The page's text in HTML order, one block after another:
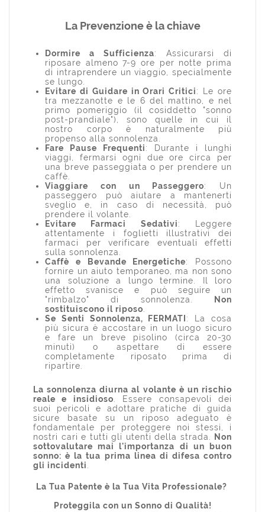
La Prevenzione è la chiave
Dormire a Sufficienza: Assicurarsi di
riposare almeno 7-9 ore per notte prima
di intraprendere un viaggio, specialmente
se lungo.
Evitare di Guidare in Orari Critici: Le ore
tra mezzanotte e le 6 del mattino, e nel
primo pomeriggio (il cosiddetto "sonno
post-prandiale"), sono quelle in cui il
nostro corpo è naturalmente più
propenso alla sonnolenza.
Fare Pause Frequenti: Durante i lunghi
viaggi, fermarsi ogni due ore circa per
una breve passeggiata o per prendere un
caffè.
Viaggiare con un Passeggero: Un
passeggero può aiutare a mantenerti
sveglio e, in caso di necessità, può
prendere il volante.
Evitare Farmaci Sedativi: Leggere
attentamente i foglietti illustrativi dei
farmaci per verificare eventuali effetti
sulla sonnolenza.
Caffè e Bevande Energetiche: Possono
fornire un aiuto temporaneo, ma non sono
una soluzione a lungo termine. Il loro
effetto svanisce e può seguire un
"rimbalzo" di sonnolenza.
Non
sostituiscono il riposo.
Se Senti Sonnolenza, FERMATI : La cosa
più sicura è accostare in un luogo sicuro
e fare un breve pisolino (circa 20-30
minuti) o aspettare di essere
completamente riposato prima di
ripartire.
La sonnolenza diurna al volante è un rischio
reale e insidioso. Essere consapevoli dei
suoi pericoli e adottare pratiche di guida
sicure basate su un riposo adeguato è
fondamentale per proteggere noi stessi, i
nostri cari e tutti gli utenti della strada.
Non
sottovalutare mai l'importanza di un buon
sonno: è la tua prima linea di difesa contro
gli incidenti.
La Tua Patente è la Tua Vita Professionale?
Proteggila con un Sonno di Qualità!